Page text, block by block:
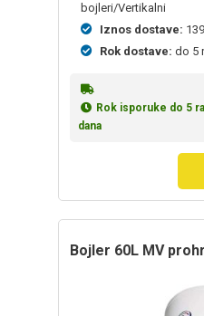
bojleri/Vertikalni
Iznos dostave:
Rok dostave: do 5
Rok isporuke do 5
dana
bojler 60L MV